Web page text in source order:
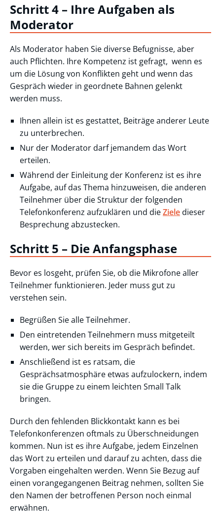
Schritt 4 – Ihre Aufgaben als
Moderator
Als Moderator haben Sie diverse Befugnisse, aber
auch Pflichten. Ihre Kompetenz ist gefragt, wenn es
um die Lösung von Konflikten geht und wenn das
Gespräch wieder in geordnete Bahnen gelenkt
werden muss.
Ihnen allein ist es gestattet, Beiträge anderer Leute
zu unterbrechen.
Nur der Moderator darf jemandem das Wort
erteilen.
Während der Einleitung der Konferenz ist es ihre
Aufgabe, auf das Thema hinzuweisen, die anderen
Teilnehmer über die Struktur der folgenden
Telefonkonferenz aufzuklären und dieZieledieser
Besprechung abzustecken.
Schritt 5 – Die Anfangsphase
Bevor es losgeht, prüfen Sie, ob die Mikrofone aller
Teilnehmer funktionieren. Jeder muss gut zu
verstehen sein.
Begrüßen Sie alle Teilnehmer.
Den eintretenden Teilnehmern muss mitgeteilt
werden, wer sich bereits im Gespräch befindet.
Anschließend ist es ratsam, die
Gesprächsatmosphäre etwas aufzulockern, indem
sie die Gruppe zu einem leichten Small Talk
bringen.
Durch den fehlenden Blickkontakt kann es bei
Telefonkonferenzen oftmals zu Überschneidungen
kommen. Nun ist es ihre Aufgabe, jedem Einzelnen
das Wort zu erteilen und darauf zu achten, dass die
Vorgaben eingehalten werden. Wenn Sie Bezug auf
einen vorangegangenen Beitrag nehmen, sollten Sie
den Namen der betroffenen Person noch einmal
erwähnen.